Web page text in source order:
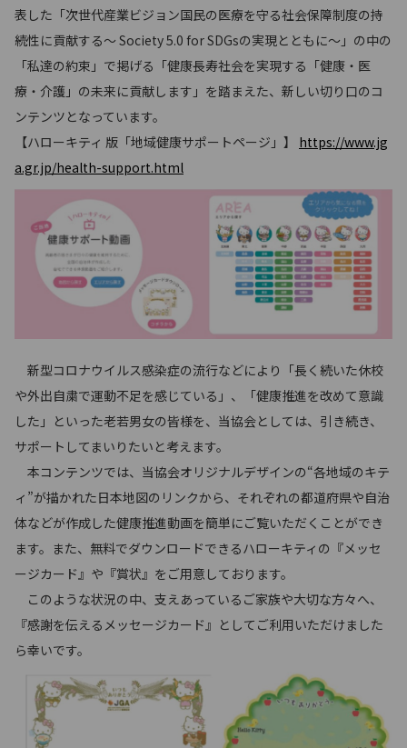
表した「次世代産業ビジョン国民の医療を守る社会保障制度の持
続性に貢献する～ Society 5.0 for SDGsの実現とともに～」の中の
「私達の約束」で掲げる「健康長寿社会を実現する「健康・医
療・介護」の未来に貢献します」を踏まえた、新しい切り口のコ
ンテンツとなっています。
【ハローキティ 版「地域健康サポートページ」】 https://www.jg
a.gr.jp/health-support.html
新型コロナウイルス感染症の流行などにより「長く続いた休校
や外出自粛で運動不足を感じている」、「健康推進を改めて意識
した」といった老若男女の皆様を、当協会としては、引き続き、
サポートしてまいりたいと考えます。
本コンテンツでは、当協会オリジナルデザインの“各地域のキテ
ィ”が描かれた日本地図のリンクから、それぞれの都道府県や自治
体などが作成した健康推進動画を簡単にご覧いただくことができ
ます。また、無料でダウンロードできるハローキティの『メッセ
ージカード』や『賞状』をご用意しております。
このような状況の中、支えあっているご家族や大切な方々へ、
『感謝を伝えるメッセージカード』としてご利用いただけました
ら幸いです。